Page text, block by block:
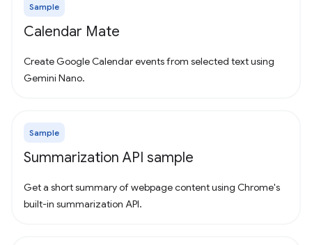
Sample
Calendar Mate
Create Google Calendar events from selected text using
Gemini Nano.
Sample
Summarization API sample
Get a short summary of webpage content using Chrome's
built-in summarization API.